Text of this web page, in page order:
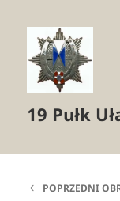
19 Pułk
POPRZEDNI